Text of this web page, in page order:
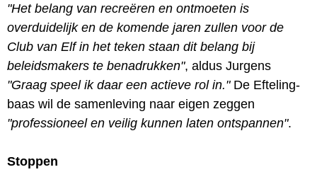
"Het belang van recreëren en ontmoeten is
overduidelijk en de komende jaren zullen voor de
Club van Elf in het teken staan dit belang bij
beleidsmakers te benadrukken", aldus Jurgens
"Graag speel ik daar een actieve rol in."De Efteling-
baas wil de samenleving naar eigen zeggen
"professioneel en veilig kunnen laten ontspannen".
Stoppen